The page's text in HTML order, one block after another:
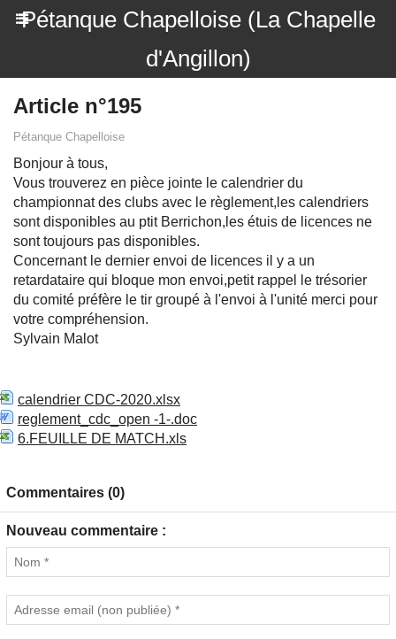
Pétanque Chapelloise (La Chapelle
d'Angillon)
Article n°195
Pétanque Chapelloise
Bonjour à tous,
Vous trouverez en pièce jointe le calendrier du
championnat des clubs avec le règlement,les calendriers
sont disponibles au ptit Berrichon,les étuis de licences ne
sont toujours pas disponibles.
Concernant le dernier envoi de licences il y a un
retardataire qui bloque mon envoi,petit rappel le trésorier
du comité préfère le tir groupé à l'envoi à l'unité merci pour
votre compréhension.
Sylvain Malot
calendrier CDC-2020.xlsx
reglement_cdc_open -1-.doc
6.FEUILLE DE MATCH.xls
Commentaires (0)
Nouveau commentaire :